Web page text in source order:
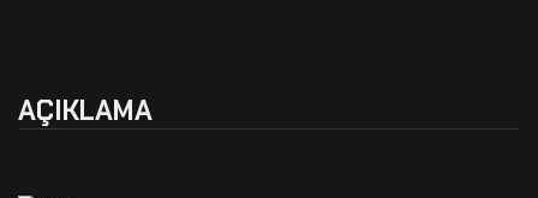
AÇIKLAMA